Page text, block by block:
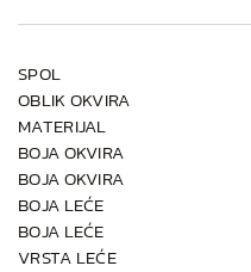
SPOL
OBLIK OKVIRA
MATERIJAL
BOJA OKVIRA
BOJA OKVIRA
BOJA LEĆE
BOJA LEĆE
VRSTA LEĆE